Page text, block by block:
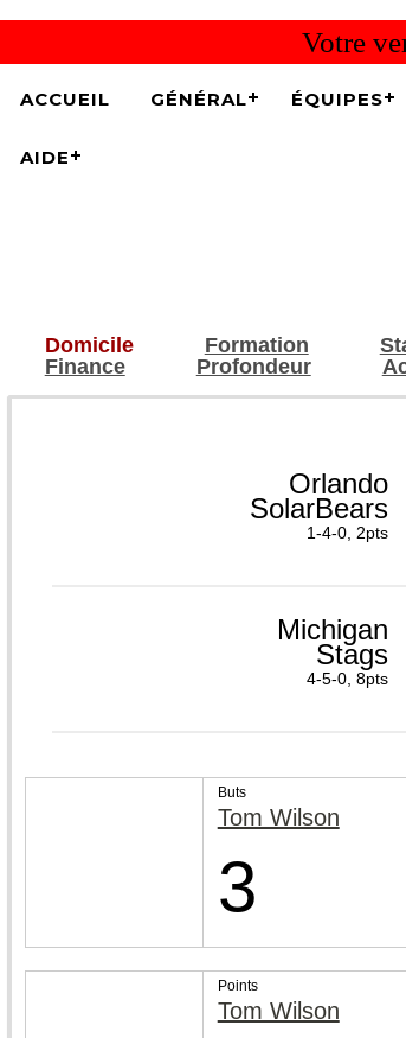
Votre
ACCUEIL GÉNÉRAL ÉQUIPES
AIDE
Domicile Formation
Finance
Profondeur
Orlando
SolarBears
1-4-0, 2pts
Michigan
Stags
4-5-0, 8pts
Buts
Tom Wilson
3
Points
Tom Wilson